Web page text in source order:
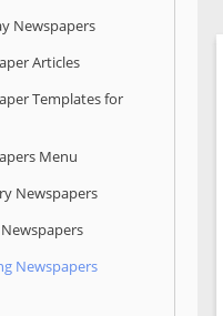
Newspapers
Articles
Templates for
Menu
Newspapers
Newspapers